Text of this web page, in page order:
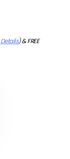
Details)&FREE